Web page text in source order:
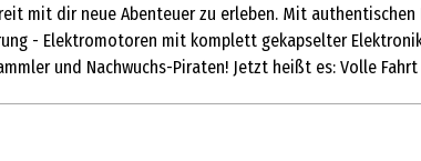
mit dir neue Abenteuer zu erleben. Mit
- Elektromotoren mit komplett gekapselter
und Nachwuchs-Piraten! Jetzt heißt es: Volle